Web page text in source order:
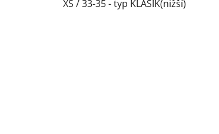
XS / 33-35 - typ KLASIK(nižší)